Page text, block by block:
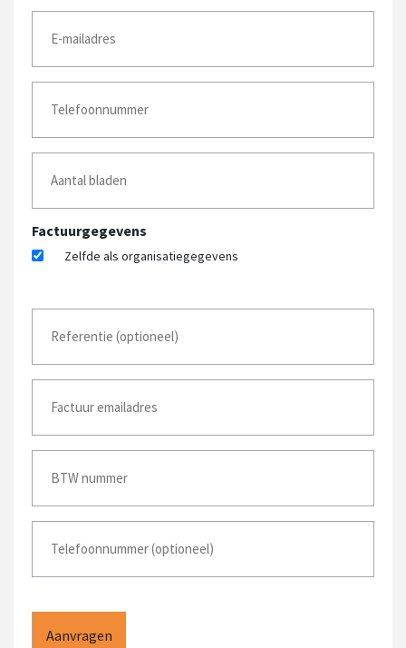
E-
mailadres
Telefoonnummer
(optioneel)
Aantal
bladen
Factuurgegevens
Zelfde als organisatiegegevens
Referentie
(optioneel)
Factuur
emailadres
BTW
nummer
BTW
nummer